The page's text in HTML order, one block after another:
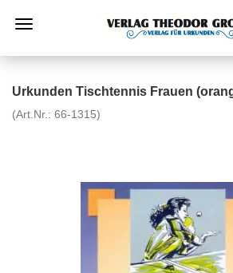
Urkunden Tischtennis Frauen
(Art.Nr.: 66-1315)